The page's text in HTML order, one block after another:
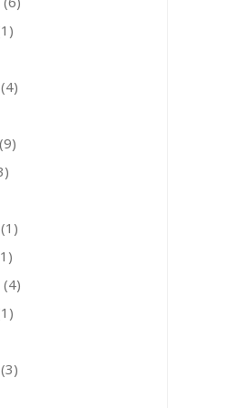
(4)
(9)
(1)
(4)
(3)